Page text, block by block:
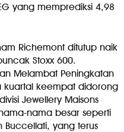
yang memprediksi 4,98
Richemont ditutup naik
Stoxx 600.
Melambat Peningkatan
kuartal keempat didorong
Jewellery Maisons
nama besar seperti
Buccellati, yang terus